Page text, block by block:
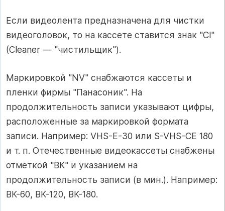
Если видеолента предназначена для чистки
видеоголовок, то на кассете ставится знак "Cl"
(Cleaner — "чистильщик").
Маркировкой "NV" снабжаются кассеты и
пленки фирмы "Панасоник". На
продолжительность записи указывают цифры,
расположенные за маркировкой формата
записи. Например: VHS-E-30 или S-VHS-CE 180
и т. п. Отечественные видеокассеты снабжены
отметкой "ВК" и указанием на
продолжительность записи (в мин.). Например:
ВК-60, ВК-120, ВК-180.